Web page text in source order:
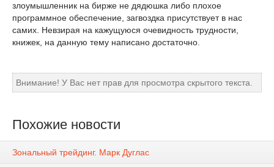
злоумышленник на бирже не дядюшка либо плохое
программное обеспечение, загвоздка присутствует в нас
самих. Невзирая на кажущуюся очевидность трудности,
книжек, на данную тему написано достаточно.
Внимание! У Вас нет прав для просмотра скрытого текста.
Похожие новости
Зональный трейдинг. Марк Дуглас